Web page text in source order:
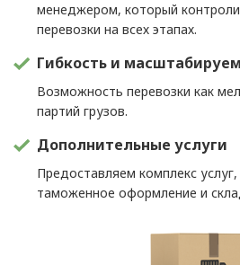
менеджером, который
перевозки на всех этапах.
Гибкость и
Возможность перевозки как
партий грузов.
Дополнительные услуги
Предоставляем комплекс
таможенное оформление и